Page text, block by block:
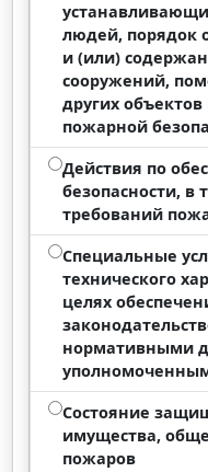
людей, порядок
и (или)
сооружений,
других
пожарной
Действия по
безопасности,
требований
Специальные
технического
целях
нормативными
Состояние
имущества,
пожаров